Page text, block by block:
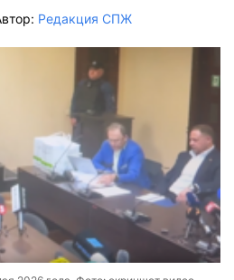
Редакция СПЖ